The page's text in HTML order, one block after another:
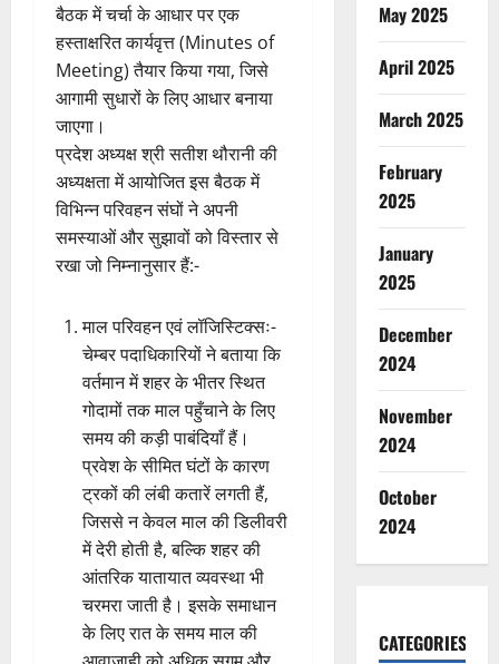
बैठक में चर्चा के आधार पर एक
हस्ताक्षरित कार्यवृत्त (Minutes of
Meeting) तैयार किया गया, जिसे
आगामी सुधारों के लिए आधार बनाया
जाएगा।
प्रदेश अध्यक्ष श्री सतीश थौरानी की
अध्यक्षता में आयोजित इस बैठक में
विभिन्न परिवहन संघों ने अपनी
समस्याओं और सुझावों को विस्तार से
रखा जो निम्नानुसार हैं:-
माल परिवहन एवं लॉजिस्टिक्सः-
चेम्बर पदाधिकारियों ने बताया कि
वर्तमान में शहर के भीतर स्थित
गोदामों तक माल पहुँचाने के लिए
समय की कड़ी पाबंदियाँ हैं।
प्रवेश के सीमित घंटों के कारण
ट्रकों की लंबी कतारें लगती हैं,
जिससे न केवल माल की डिलीवरी
में देरी होती है, बल्कि शहर की
आंतरिक यातायात व्यवस्था भी
चरमरा जाती है। इसके समाधान
के लिए रात के समय माल की
May 2025
April 2025
March 2025
February
2025
January
2025
December
2024
November
2024
October
2024
CATEGORIES